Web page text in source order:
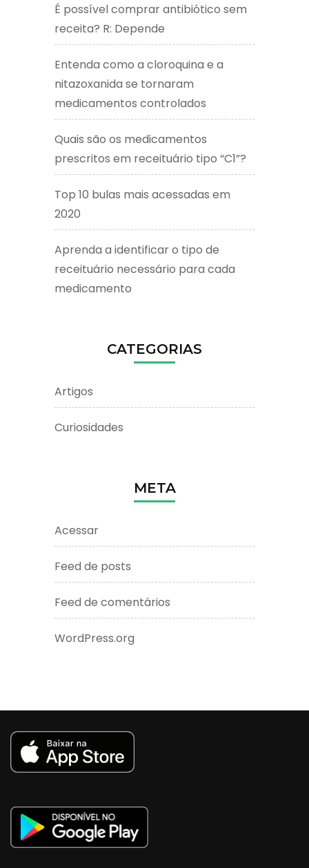
É possível comprar antibiótico sem
receita? R: Depende
Entenda como a cloroquina e a
nitazoxanida se tornaram
medicamentos controlados
Quais são os medicamentos
prescritos em receituário tipo “C1”?
Top 10 bulas mais acessadas em
2020
Aprenda a identificar o tipo de
receituário necessário para cada
medicamento
CATEGORIAS
Artigos
Curiosidades
META
Acessar
Feed de posts
Feed de comentários
WordPress.org